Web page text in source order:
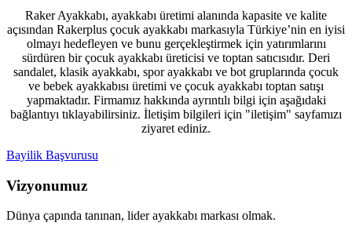
Raker Ayakkabı, ayakkabı üretimi alanında kapasite ve kalite
açısından Rakerplus çocuk ayakkabı markasıyla Türkiye’nin en iyisi
olmayı hedefleyen ve bunu gerçekleştirmek için yatırımlarını
sürdüren bir çocuk ayakkabı üreticisi ve toptan satıcısıdır. Deri
sandalet, klasik ayakkabı, spor ayakkabı ve bot gruplarında çocuk
ve bebek ayakkabısı üretimi ve çocuk ayakkabı toptan satışı
yapmaktadır. Firmamız hakkında ayrıntılı bilgi için aşağıdaki
bağlantıyı tıklayabilirsiniz. İletişim bilgileri için "iletişim" sayfamızı
ziyaret ediniz.
Bayilik Başvurusu
Vizyonumuz
Dünya çapında tanınan, lider ayakkabı markası olmak.